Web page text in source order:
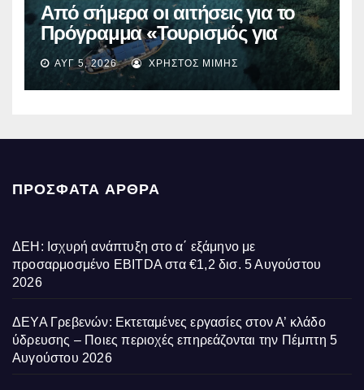
Από σήμερα οι αιτήσεις για το
Πρόγραμμα «Τουρισμός για
Όλους 2026-2027» – Πότε λήγει
η προσθεσμία
ΑΥΓ 5, 2026 ΧΡΉΣΤΟΣ ΜΊΜΗΣ
ΠΡΌΣΦΑΤΑ ΆΡΘΡΑ
ΔΕΗ: Ισχυρή ανάπτυξη στο α΄ εξάμηνο με
προσαρμοσμένο EBITDA στα €1,2 δισ. 5 Αυγούστου
2026
ΔΕΥΑ Γρεβενών: Εκτεταμένες εργασίες στον Α’ κλάδο
ύδρευσης – Ποιες περιοχές επηρεάζονται την Πέμπτη 5
Αυγούστου 2026